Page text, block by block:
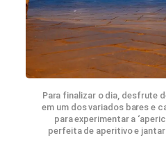
Para finalizar o dia, desfrute
em um dos variados bares e
para experimentar a
perfeita de aperitivo e